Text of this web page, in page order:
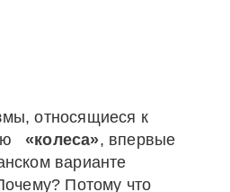
относящиеся к
«колеса», впервые
варианте
Потому что